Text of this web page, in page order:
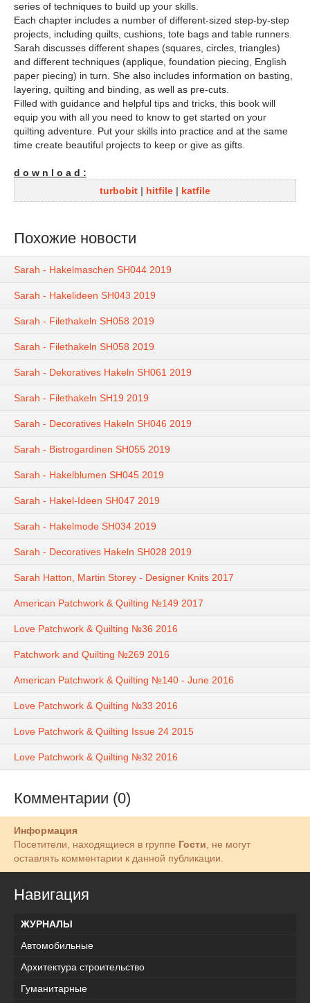
series of techniques to build up your skills.
Each chapter includes a number of different-sized step-by-step
projects, including quilts, cushions, tote bags and table runners.
Sarah discusses different shapes (squares, circles, triangles)
and different techniques (applique, foundation piecing, English
paper piecing) in turn. She also includes information on basting,
layering, quilting and binding, as well as pre-cuts.
Filled with guidance and helpful tips and tricks, this book will
equip you with all you need to know to get started on your
quilting adventure. Put your skills into practice and at the same
time create beautiful projects to keep or give as gifts.
d o w n l o a d :
turbobit | hitfile | katfile
Похожие новости
Sarah - Hakelmaschen SH044 2019
Sarah - Hakelideen SH043 2019
Sarah - Filethakeln SH058 2019
Sarah - Filethakeln SH058 2019
Sarah - Dekoratives Hakeln SH061 2019
Sarah - Filethakeln SH19 2019
Sarah - Decoratives Hakeln SH046 2019
Sarah - Bistrogardinen SH055 2019
Sarah - Hakelblumen SH045 2019
Sarah - Hakel-Ideen SH047 2019
Sarah - Hakelmode SH034 2019
Sarah - Decoratives Hakeln SH028 2019
Sarah Hatton, Martin Storey - Designer Knits 2017
American Patchwork & Quilting №149 2017
Love Patchwork & Quilting №36 2016
Patchwork and Quilting №269 2016
American Patchwork & Quilting №140 - June 2016
Love Patchwork & Quilting №33 2016
Love Patchwork & Quilting Issue 24 2015
Love Patchwork & Quilting №32 2016
Комментарии (0)
Информация
Посетители, находящиеся в группе Гости, не могут
оставлять комментарии к данной публикации.
Навигация
ЖУРНАЛЫ
Автомобильные
Архитектура строительство
Гуманитарные